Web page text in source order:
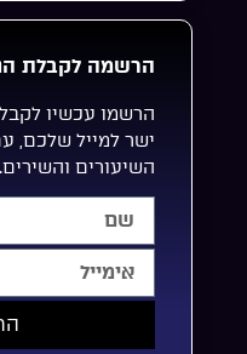
הרשמה לקבלת
הרשמו עכשיו
ישר למייל שלכם,
השיעורים והשירים.